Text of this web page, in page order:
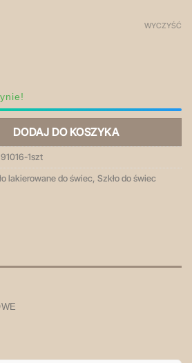
WYCZYŚĆ
- pojemnik szklany
DODAJ DO KOSZYKA
1szt
lakierowane do świec, Szkło do świec